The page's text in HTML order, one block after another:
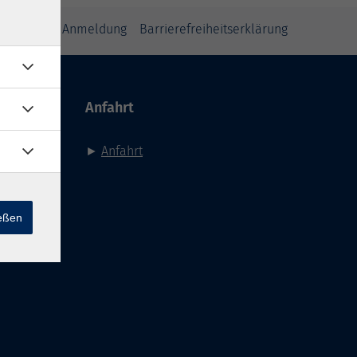
zur Anmeldung Barrierefreiheitserklärung
Anfahrt
► Anfahrt